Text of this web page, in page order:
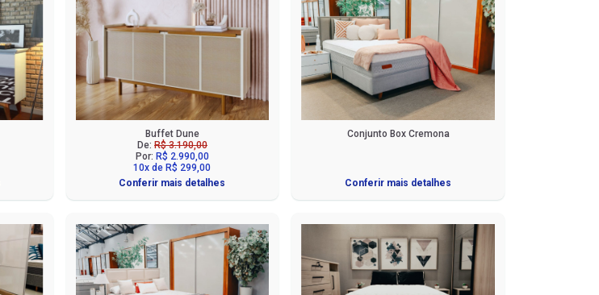
Buffet Dune
De: R$ 3.190,00
Por: R$ 2.990,00
10x de R$ 299,00
Conferir mais detalhes
Conjunto Box Cremona
Conferir mais detalhes